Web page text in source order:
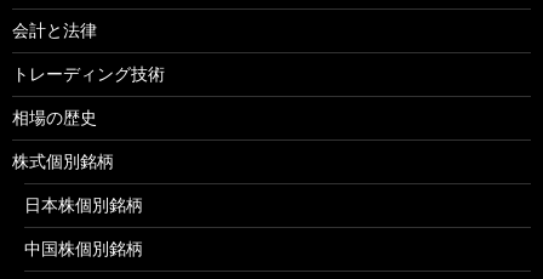
会計と法律
トレーディング技術
相場の歴史
株式個別銘柄
日本株個別銘柄
中国株個別銘柄